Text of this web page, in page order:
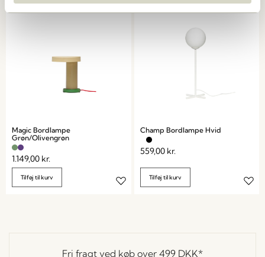
Magic Bordlampe
Grøn/Olivengrøn
1.149,00 kr.
Tilføj til kurv
Champ Bordlampe Hvid
559,00 kr.
Tilføj til kurv
Fri fragt ved køb over 499 DKK*